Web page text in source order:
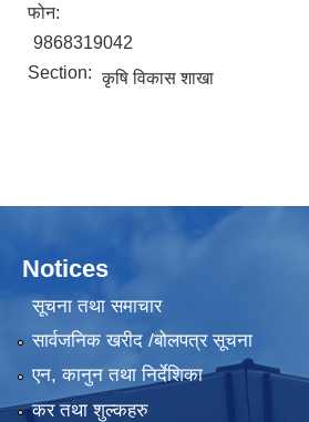
फोन:
9868319042
Section: कृषि विकास शाखा
Notices
सूचना तथा समाचार
सार्वजनिक खरीद /बोलपत्र सूचना
एन, कानुन तथा निर्देशिका
कर तथा शुल्कहरु